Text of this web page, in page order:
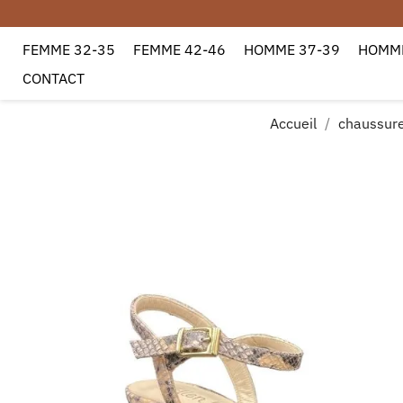
Toute commande passée
FEMME 32-35 FEMME 42-46 HOMME 37-39
CONTACT
Accueil